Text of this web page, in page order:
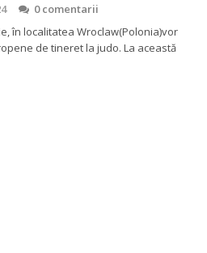
0 comentarii
în localitatea Wroclaw(Polonia)vor
de tineret la judo. La această